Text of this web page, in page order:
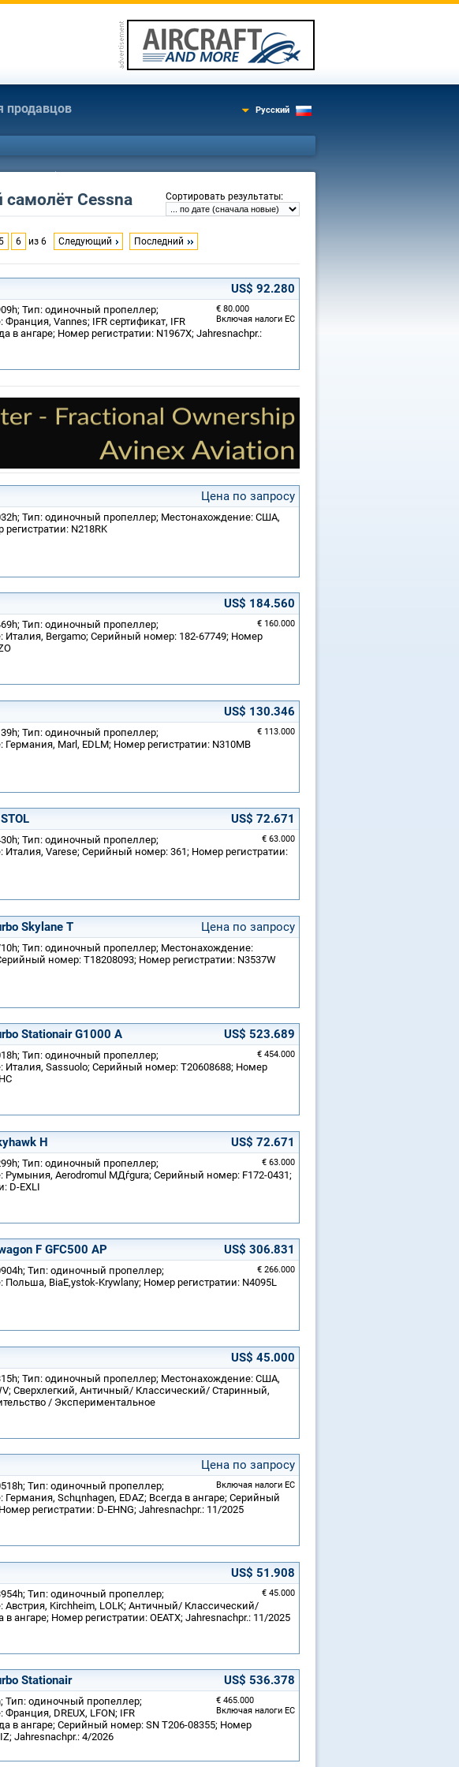
продавцов Русский
Сортировать результаты:
Cessna
5 6 из 6 Следующий Последний
US$ 92.280
€ 80.000
Включая налоги ЕС
Тип: одиночный пропеллер;
Vannes; IFR сертификат, IFR
в ангаре; Номер регистратии: N1967X; Jahresnachpr.:
Цена по запросу
Тип: одиночный пропеллер; Местонахождение: США,
N218RK
US$ 184.560
€ 160.000
Тип: одиночный пропеллер;
Италия, Bergamo; Серийный номер: 182-67749; Номер
US$ 130.346
€ 113.000
Тип: одиночный пропеллер;
Marl, EDLM; Номер регистратии: N310MB
US$ 72.671
€ 63.000
Тип: одиночный пропеллер;
Италия, Varese; Серийный номер: 361; Номер регистратии:
Skylane T Цена по запросу
Тип: одиночный пропеллер; Местонахождение:
номер: T18208093; Номер регистратии: N3537W
Stationair G1000 A US$ 523.689
€ 454.000
Тип: одиночный пропеллер;
Италия, Sassuolo; Серийный номер: T20608688; Номер
H US$ 72.671
€ 63.000
Тип: одиночный пропеллер;
Румыния, Aerodromul MДѓgura; Серийный номер: F172-0431;
D-EXLI
F GFC500 AP US$ 306.831
€ 266.000
Тип: одиночный пропеллер;
BiaЕ‚ystok-Krywlany; Номер регистратии: N4095L
US$ 45.000
Тип: одиночный пропеллер; Местонахождение: США,
Сверхлегкий, Античный/ Классический/ Старинный,
/ Экспериментальное
Цена по запросу
Включая налоги ЕС
Тип: одиночный пропеллер;
Schцnhagen, EDAZ; Всегда в ангаре; Серийный
регистратии: D-EHNG; Jahresnachpr.: 11/2025
US$ 51.908
€ 45.000
Тип: одиночный пропеллер;
Австрия, Kirchheim, LOLK; Античный/ Классический/
ангаре; Номер регистратии: OEATX; Jahresnachpr.: 11/2025
Stationair US$ 536.378
€ 465.000
Включая налоги ЕС
Тип: одиночный пропеллер;
DREUX, LFON; IFR
в ангаре; Серийный номер: SN T206-08355; Номер
Jahresnachpr.: 4/2026